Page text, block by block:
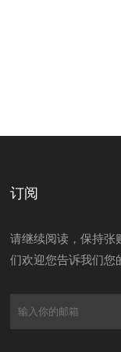
订阅
请继续阅读，保持张
们欢迎您告诉我们您